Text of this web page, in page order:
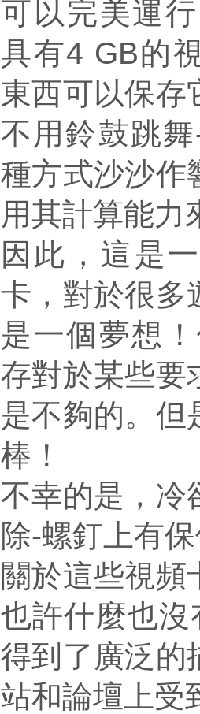
可以完美運
具有4 GB的
東西可以保存
不用鈴鼓跳
種方式沙沙作
用其計算能力
因此，這是
卡，對於很多
是一個夢想
存對於某些要
是不夠的。但
棒！
不幸的是，冷
除-螺釘上有
關於這些視頻
也許什麼也
得到了廣泛的
站和論壇上受